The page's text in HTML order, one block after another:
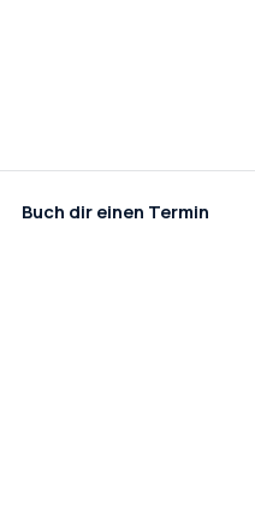
Buch dir einen Termin